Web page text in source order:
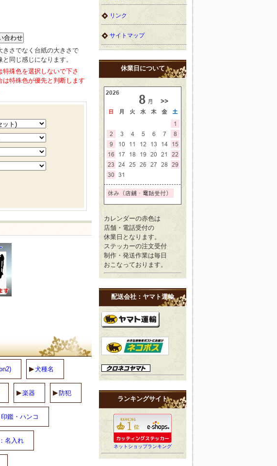
きさでなく台紙の大きさで
同じ感じになります。
特殊色を選択しないで下さ
は特殊色が優先と判断します
犬種名
楽器 防犯
印鑑・ハンコ
名入れ
リンク
サイトマップ
休業日について
カレンダーの赤色は
店舗・電話受付の
休業日となります。
ステッカーの注文受付
制作・発送作業は毎日
おこなっております。
配送会社：ヤマト運輸
ランキングサイト
ネットショップランキング